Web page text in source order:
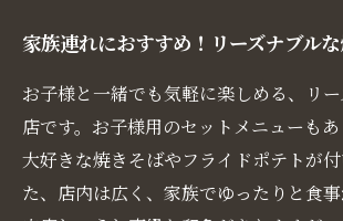
家族連れにおすすめ！リーズナブル
お子様と一緒でも気軽に楽しめる、リ
店です。お子様用のセットメニューも
大好きな焼きそばやフライドポテトが
た、店内は広く、家族でゆったりと食